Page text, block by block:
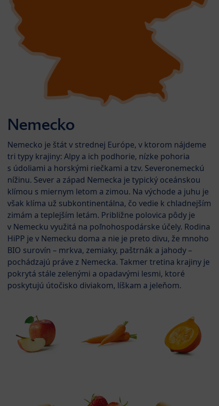
Nemecko
Nemecko je štát v strednej Európe, v ktorom nájdeme
tri typy krajiny: Alpy a ich podhorie, nízke pohoria
s údoliami a horskými riečkami a tzv. Severonemeckú
nížinu. Sever a západ Nemecka je typický oceánskou
klímou s miernym letom a zimou. Na východe a juhu je
však klíma už subkontinentálna, čo vedie k chladnejším
zimám a teplejším letám. Približne polovica pôdy je
v Nemecku využitá na poľnohospodárske účely. Rodina
HiPP je v Nemecku doma a nie je preto divu, že mnoho
BIO surovín – mrkva, zemiaky, paštrnák a jahody –
pochádzajú práve z Nemecka. Takmer tretina krajiny je
pokrytá stále zelenými a opadavými lesmi, ktoré
poskytujú útočisko diviakom, líškam a jeleňom.